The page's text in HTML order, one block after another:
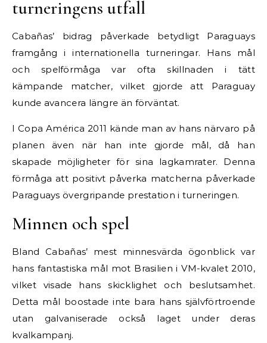
turneringens utfall
Cabañas’ bidrag påverkade betydligt Paraguays
framgång i internationella turneringar. Hans mål
och spelförmåga var ofta skillnaden i tätt
kämpande matcher, vilket gjorde att Paraguay
kunde avancera längre än förväntat.
I Copa América 2011 kände man av hans närvaro på
planen även när han inte gjorde mål, då han
skapade möjligheter för sina lagkamrater. Denna
förmåga att positivt påverka matcherna påverkade
Paraguays övergripande prestation i turneringen.
Minnen och spel
Bland Cabañas’ mest minnesvärda ögonblick var
hans fantastiska mål mot Brasilien i VM-kvalet 2010,
vilket visade hans skicklighet och beslutsamhet.
Detta mål boostade inte bara hans självförtroende
utan galvaniserade också laget under deras
kvalkampanj.